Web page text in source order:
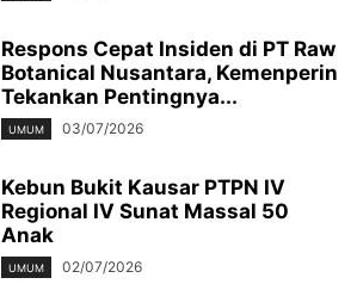
Respons Cepat Insiden di PT Raw
Botanical Nusantara, Kemenperin
Tekankan Pentingnya...
UMUM 03/07/2026
Kebun Bukit Kausar PTPN IV
Regional IV Sunat Massal 50
Anak
UMUM 02/07/2026